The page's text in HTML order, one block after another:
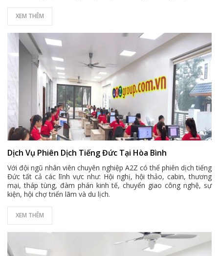
XEM THÊM
Dịch Vụ Phiên Dịch Tiếng Đức Tại Hòa Bình
Với đội ngũ nhân viên chuyên nghiệp A2Z có thể phiên dịch tiếng
Đức tất cả các lĩnh vực như: Hội nghị, hội thảo, cabin, thương
mại, tháp tùng, đàm phán kinh tế, chuyển giao công nghệ, sự
kiện, hội chợ triển lãm và du lịch.
XEM THÊM